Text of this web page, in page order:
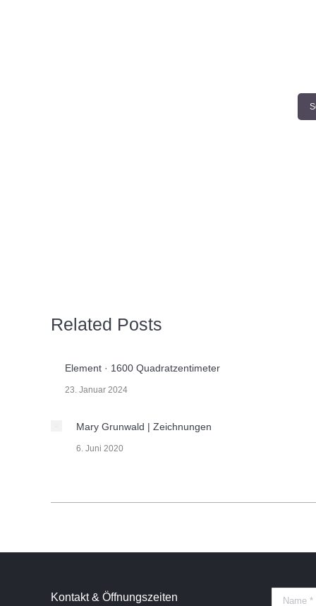
Related Posts
Element · 1600 Quadratzentimeter
23. Januar 2024
Mary Grunwald | Zeichnungen
6. Juni 2020
Kontakt & Öffnungszeiten Name *